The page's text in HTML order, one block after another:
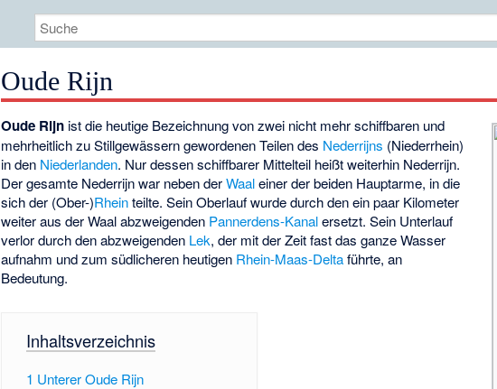
Oude Rijn
Oude Rijn ist die heutige Bezeichnung von zwei nicht mehr schiffbaren und
mehrheitlich zu Stillgewässern gewordenen Teilen des Nederrijns (Niederrhein)
in den Niederlanden. Nur dessen schiffbarer Mittelteil heißt weiterhin Nederrijn.
Der gesamte Nederrijn war neben derWaaleiner der beiden Hauptarme, in die
sich der (Ober-)Rheinteilte. Sein Oberlauf wurde durch den ein paar Kilometer
weiter aus der Waal abzweigenden Pannerdens-Kanalersetzt. Sein Unterlauf
verlor durch den abzweigenden Lek, der mit der Zeit fast das ganze Wasser
aufnahm und zum südlicheren heutigen Rhein-Maas-Deltaführte, an
Bedeutung.
Inhaltsverzeichnis
1 Unterer Oude Rijn